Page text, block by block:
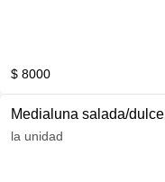
$ 8000
Medialuna salada/dulce
la unidad